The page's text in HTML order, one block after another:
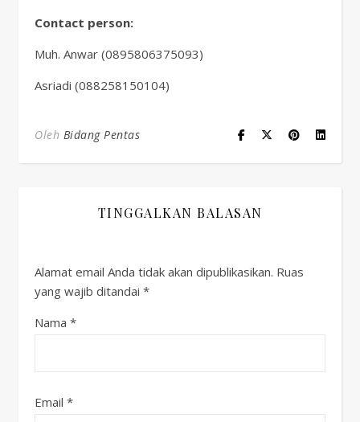
Contact person:
Muh. Anwar (0895806375093)
Asriadi (088258150104)
Oleh Bidang Pentas
TINGGALKAN BALASAN
Alamat email Anda tidak akan dipublikasikan. Ruas
yang wajib ditandai *
Nama *
Email *